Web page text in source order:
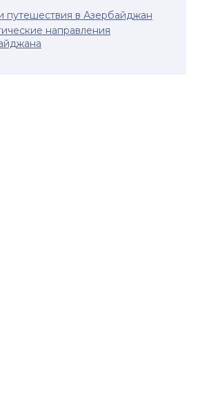
путешествия в Азербайджан
направления